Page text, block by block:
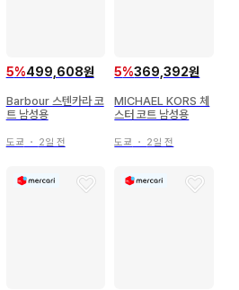
5%499,608원
Barbour 스텐카라 코
트 남성용
도쿄 ・ 2일 전
5%369,392원
MICHAEL KORS 체
스터 코트 남성용
도쿄 ・ 2일 전